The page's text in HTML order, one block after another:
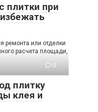
плитки при
ремонта или отделки
расчета площади,
0
плитку
клея и